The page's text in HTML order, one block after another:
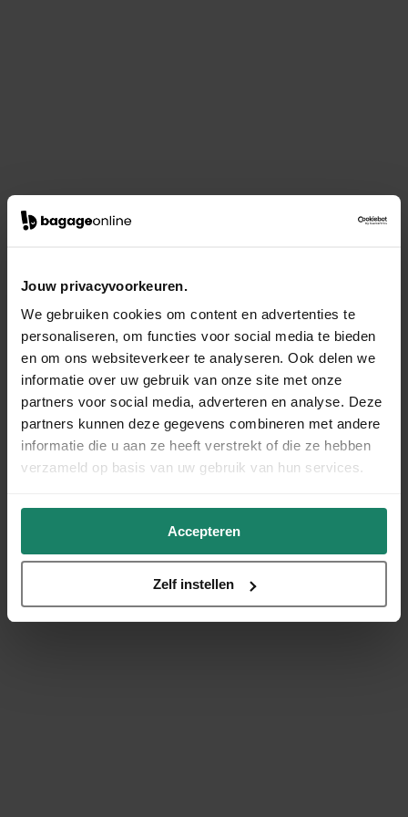
Jouw privacyvoorkeuren.
We gebruiken cookies om content en advertenties te
personaliseren, om functies voor social media te bieden
en om ons websiteverkeer te analyseren. Ook delen we
informatie over uw gebruik van onze site met onze
partners voor social media, adverteren en analyse. Deze
partners kunnen deze gegevens combineren met andere
informatie die u aan ze heeft verstrekt of die ze hebben
verzameld op basis van uw gebruik van hun services.
Accepteren
Zelf instellen